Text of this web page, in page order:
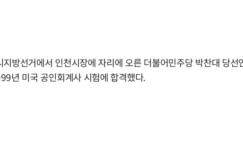
방선거에서 인천시장에 자리에 오른 더불어민주당 박찬대 당
년 미국 공인회계사 시험에 합격했다.